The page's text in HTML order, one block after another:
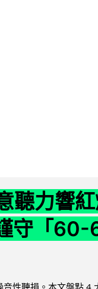
聽力響
守「60-